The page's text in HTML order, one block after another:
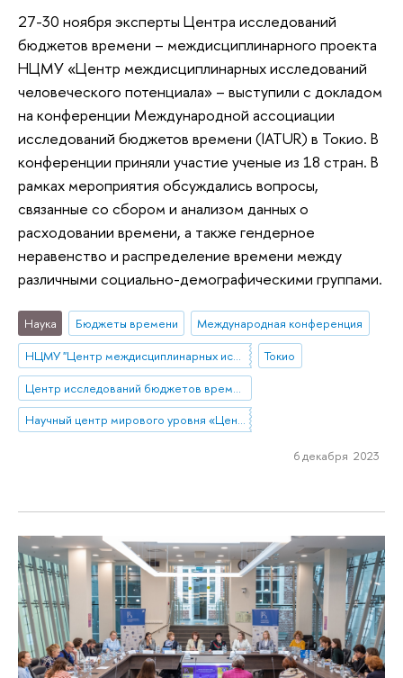
27-30 ноября эксперты Центра исследований
бюджетов времени – междисциплинарного проекта
НЦМУ «Центр междисциплинарных исследований
человеческого потенциала» – выступили с докладом
на конференции Международной ассоциации
исследований бюджетов времени (IATUR) в Токио. В
конференции приняли участие ученые из 18 стран. В
рамках мероприятия обсуждались вопросы,
связанные со сбором и анализом данных о
расходовании времени, а также гендерное
неравенство и распределение времени между
различными социально-демографическими группами.
Наука Бюджеты времени
Международная конференция
НЦМУ "Центр междисциплинарных исследований человеческого потенциала"
Токио
Научный центр мирового уровня «Центр междисциплинарных исследований человеческого потенциала»
6 декабря 2023